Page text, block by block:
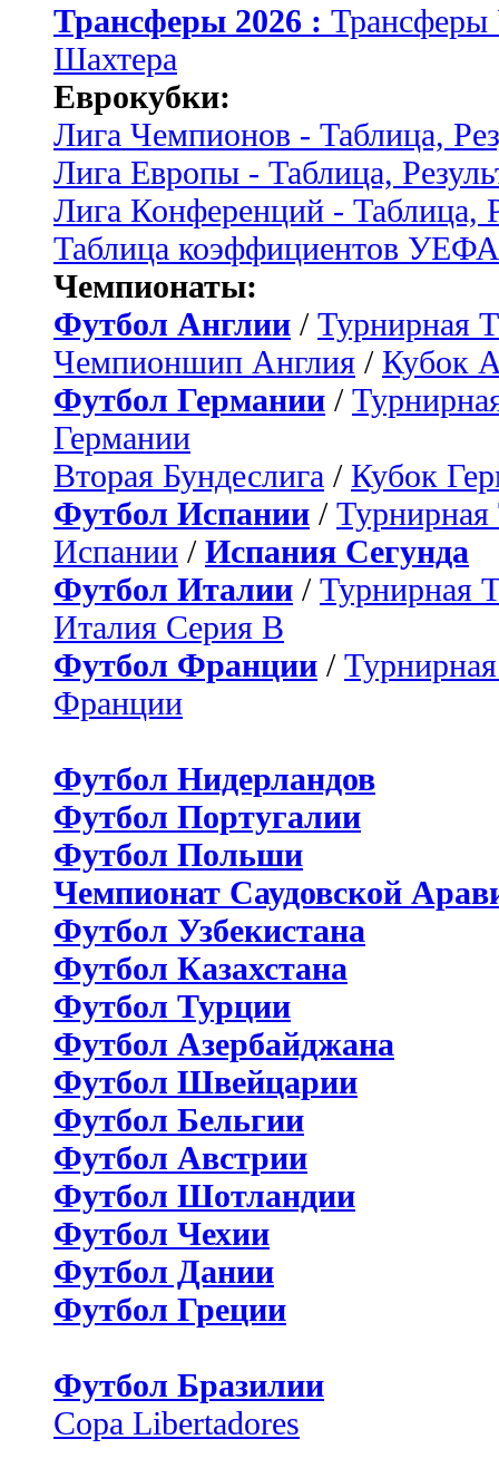
Трансферы 2026 :
Шахтера
Еврокубки:
Лига Чемпионов - Таблица,
Лига Европы - Таблица,
Лига Конференций - Таблица,
Таблица коэффициентов УЕФА
Чемпионаты:
Футбол Англии / Турнирная
Чемпионшип Англия / Кубок
Футбол Германии /
Германии
Вторая Бундеслига / Кубок
Футбол Испании / Турнирная
Испании / Испания Сегунда
Футбол Италии / Турнирная
Италия Серия B
Футбол Франции /
Франции
Футбол Нидерландов
Футбол Португалии
Футбол Польши
Чемпионат Саудовской
Футбол Узбекистана
Футбол Казахстана
Футбол Турции
Футбол Азербайджана
Футбол Швейцарии
Футбол Бельгии
Футбол Австрии
Футбол Шотландии
Футбол Чехии
Футбол Дании
Футбол Греции
Футбол Бразилии
Copa Libertadores